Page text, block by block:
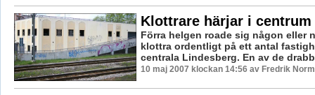
Klottrare härjar i centrum
Förra helgen roade sig någon eller
klottra ordentligt på ett antal
centrala Lindesberg. En av de
10 maj 2007 klockan 14:56 av Fredrik